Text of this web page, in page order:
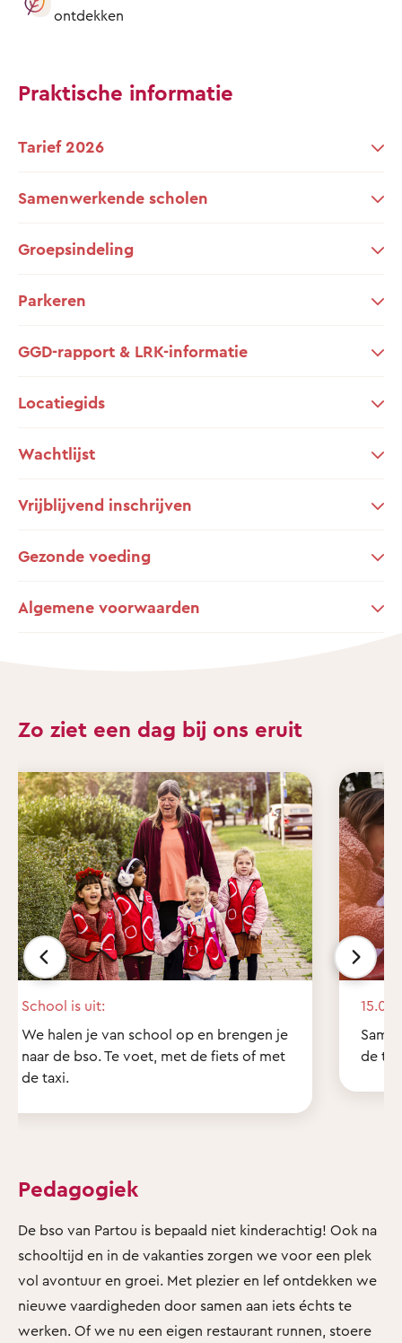
ontdekken
Praktische informatie
Tarief 2026
Samenwerkende scholen
Groepsindeling
Parkeren
GGD-rapport & LRK-informatie
Locatiegids
Wachtlijst
Vrijblijvend inschrijven
Gezonde voeding
Algemene voorwaarden
Zo ziet een dag bij ons eruit
School is uit:
We halen je van school op en brengen je
naar de bso. Te voet, met de fiets of met
de taxi.
15.00
de
Pedagogiek
De bso van Partou is bepaald niet kinderachtig! Ook na
schooltijd en in de vakanties zorgen we voor een plek
vol avontuur en groei. Met plezier en lef ontdekken we
nieuwe vaardigheden door samen aan iets échts te
werken. Of we nu een eigen restaurant runnen, stoere